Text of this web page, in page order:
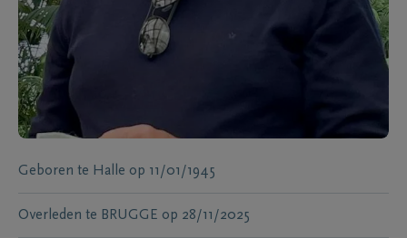
Geboren te Halle op 11/01/1945
Overleden te BRUGGE op 28/11/2025